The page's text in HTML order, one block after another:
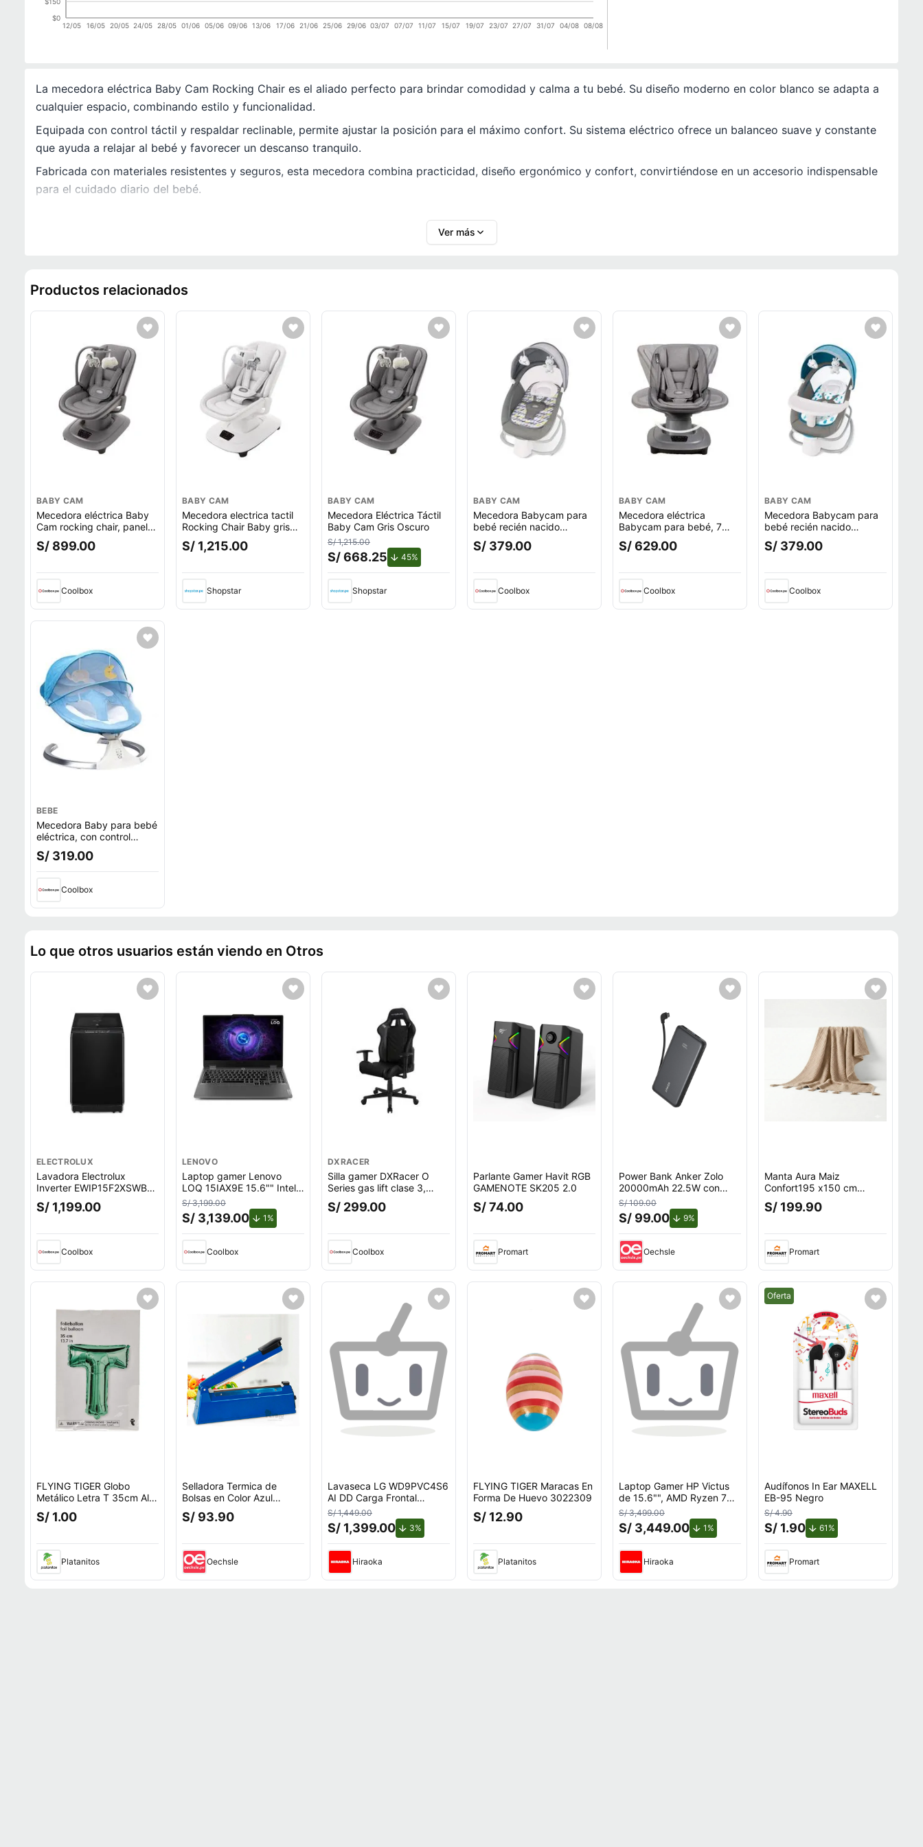
12/05 16/05 20/05 24/05 28/05 01/06 05/06 09/06 13/06 17/06 21/06 25/06 29/06 03/07 07/07 11/07 15/07 19/07 23/07 27/07 31/07 04/08 08/08
$0
La mecedora eléctrica Baby Cam Rocking Chair es el aliado perfecto para brindar comodidad y calma a tu bebé. Su diseño moderno en color blanco se adapta a
cualquier espacio, combinando estilo y funcionalidad.
Equipada con control táctil y respaldar reclinable, permite ajustar la posición para el máximo confort. Su sistema eléctrico ofrece un balanceo suave y constante
que ayuda a relajar al bebé y favorecer un descanso tranquilo.
Fabricada con materiales resistentes y seguros, esta mecedora combina practicidad, diseño ergonómico y confort, convirtiéndose en un accesorio indispensable
para el cuidado diario del bebé.
Ver más
Productos relacionados
BABY CAM
Mecedora eléctrica Baby
Cam rocking chair, panel
táctil, respaldar reclinable,
gris oscuro
S/ 899.00
Coolbox
BABY CAM
Mecedora electrica tactil
Rocking Chair Baby gris
oscuro
S/ 1,215.00
Shopstar
BABY CAM
Mecedora Eléctrica Táctil
Baby Cam Gris Oscuro
S/ 1,215.00
S/ 668.25 45%
Shopstar
BABY CAM
Mecedora Babycam para
bebé recién nacido
Deluxe, eléctrica, control
app, gris
S/ 379.00
Coolbox
BABY CAM
Mecedora eléctrica
Babycam para bebé, 7
modos de balanceo,
control APP, gris
S/ 629.00
Coolbox
BABY CAM
Mecedora Babycam para
bebé recién nacido
Deluxe, eléctrica, 4 en 1,
control app, azul
S/ 379.00
Coolbox
BEBE
Mecedora Baby para bebé
eléctrica, con control
remoto, bluetooth, celeste
S/ 319.00
Coolbox
Lo que otros usuarios están viendo en Otros
ELECTROLUX
Lavadora Electrolux
Inverter EWIP15F2XSWB
carga superior, capacidad
15 kg, negro
S/ 1,199.00
Coolbox
LENOVO
Laptop gamer Lenovo
LOQ 15IAX9E 15.6"" Intel
Core i5, 512GB SSD, 8GB
RAM, Windows 11 Home,
gris
S/ 3,199.00
S/ 3,139.00 1%
Coolbox
DXRACER
Silla gamer DXRacer O
Series gas lift clase 3,
tapiz cuero pu, máx. 100
kg, inclinación 90 - 135°,
S/ 299.00
Coolbox
Parlante Gamer Havit RGB
GAMENOTE SK205 2.0
S/ 74.00
Promart
Power Bank Anker Zolo
20000mAh 22.5W con
Cable USB-C Integrado
Negro
S/ 109.00
S/ 99.00 9%
Oechsle
Manta Aura Maiz
Confort195 x150 cm
Zalmohadas
S/ 199.90
Promart
FLYING TIGER Globo
Metálico Letra T 35cm Alt
P/Cumple 3014370
S/ 1.00
Platanitos
Selladora Termica de
Bolsas en Color Azul
Y+Agendita
S/ 93.90
Oechsle
Lavaseca LG WD9PVC4S6
AI DD Carga Frontal
9kg/5kg
S/ 1,449.00
S/ 1,399.00 3%
Hiraoka
FLYING TIGER Maracas En
Forma De Huevo 3022309
S/ 12.90
Platanitos
Laptop Gamer HP Victus
de 15.6"", AMD Ryzen 7
7445H, NVIDIA GeForce
RTX 3050, 16GB RAM,
disco sólido de 512GB,
modelo 15-fb3020la
S/ 3,499.00
S/ 3,449.00 1% de descuento.
Hiraoka
Mejor precio.
Oferta
Audífonos In Ear MAXELL
EB-95 Negro
S/ 4.90
S/ 1.90 61%
Promart